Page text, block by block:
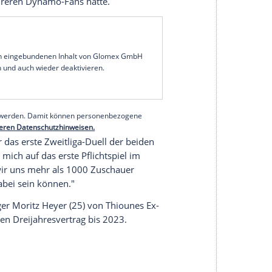
(46) vomHamburger SV rechnet bei seinem
(Freitag, 18.30 Uhr/Sky) nicht
(30). Der Zweitligist geht davon aus,
Bundes (DFB)Leistnernach dessen Schubser
sperren wird. Zudem ist der
: "Es ist davon
Runde desDFB-Pokals in Dresden
(1:4) hatte der
Pandemie vom Rest des Teams
zu mehreren Dynamo-Fans hatte.
Redaktion eingebundenen Inhalt von Glomex GmbH